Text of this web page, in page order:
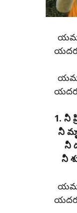
1. నీ
నీ
నీ
నీ